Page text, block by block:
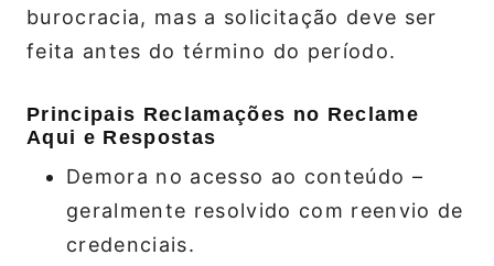
burocracia, mas a solicitação deve ser
feita antes do término do período.
Principais Reclamações no Reclame
Aqui e Respostas
Demora no acesso ao conteúdo –
geralmente resolvido com reenvio de
credenciais.